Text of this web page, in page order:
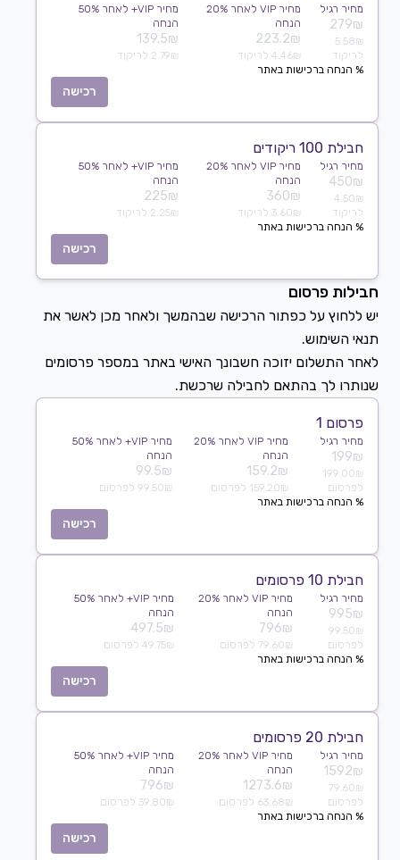
מחיר רגיל
279₪
5.58₪
לריקוד
מחיר VIP לאחר 20%
הנחה
223.2₪
4.46₪ לריקוד
מחיר VIP+ לאחר 50%
הנחה
139.5₪
2.79₪ לריקוד
% הנחה ברכישות באתר
רכישה
חבילת 100 ריקודים
מחיר רגיל
450₪
4.50₪
לריקוד
מחיר VIP לאחר 20%
הנחה
360₪
3.60₪ לריקוד
מחיר VIP+ לאחר 50%
הנחה
225₪
2.25₪ לריקוד
% הנחה ברכישות באתר
רכישה
חבילות פרסום
יש ללחוץ על כפתור הרכישה שבהמשך ולאחר מכן לאשר את
לאחר התשלום יזוכה חשבונך האישי באתר במספר פרסומים
שנותרו לך בהתאם לחבילה שרכשת.
פרסום 1
מחיר רגיל
199₪
199.00₪
לפרסום
מחיר VIP לאחר 20%
הנחה
159.2₪
159.20₪ לפרסום
מחיר VIP+ לאחר 50%
הנחה
99.5₪
99.50₪ לפרסום
% הנחה ברכישות באתר
רכישה
חבילת 10 פרסומים
מחיר רגיל
995₪
99.50₪
לפרסום
מחיר VIP לאחר 20%
הנחה
796₪
79.60₪ לפרסום
מחיר VIP+ לאחר 50%
הנחה
497.5₪
49.75₪ לפרסום
% הנחה ברכישות באתר
רכישה
חבילת 20 פרסומים
מחיר רגיל
1592₪
79.60₪
לפרסום
מחיר VIP לאחר 20%
הנחה
1273.6₪
63.68₪ לפרסום
מחיר VIP+ לאחר 50%
הנחה
796₪
39.80₪ לפרסום
% הנחה ברכישות באתר
רכישה